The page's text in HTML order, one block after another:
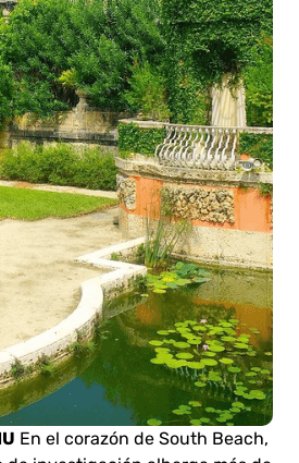
En el corazón de South Beach,